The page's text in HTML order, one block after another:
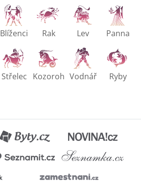
Blíženci Rak Lev Panna
Střelec Kozoroh Vodnář Ryby